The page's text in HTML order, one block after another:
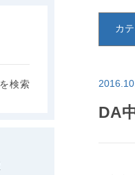
カ
リ
択
DA
検索